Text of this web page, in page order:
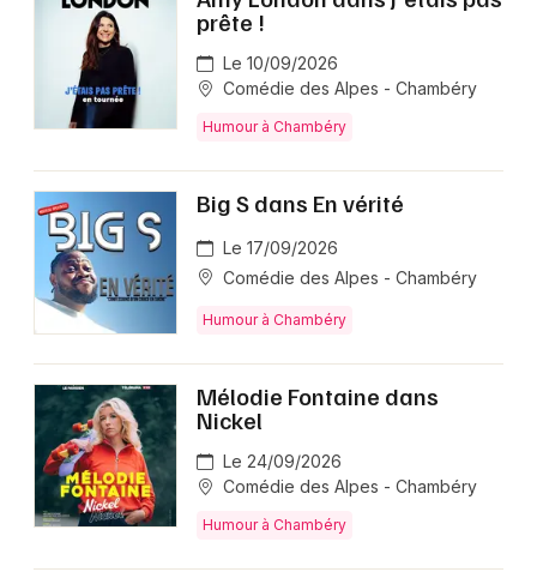
prête !
Le 10/09/2026
Comédie des Alpes - Chambéry
Humour à Chambéry
Big S dans En vérité
Le 17/09/2026
Comédie des Alpes - Chambéry
Humour à Chambéry
Mélodie Fontaine dans
Nickel
Le 24/09/2026
Comédie des Alpes - Chambéry
Humour à Chambéry